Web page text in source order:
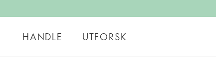
HANDLE UTFORSK